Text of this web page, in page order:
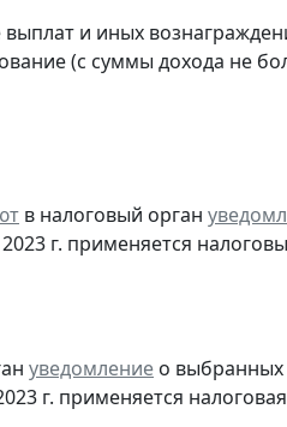
и иных
(с суммы дохода не
в налоговый орган
г. применяется
уведомление о выбранных
г. применяется